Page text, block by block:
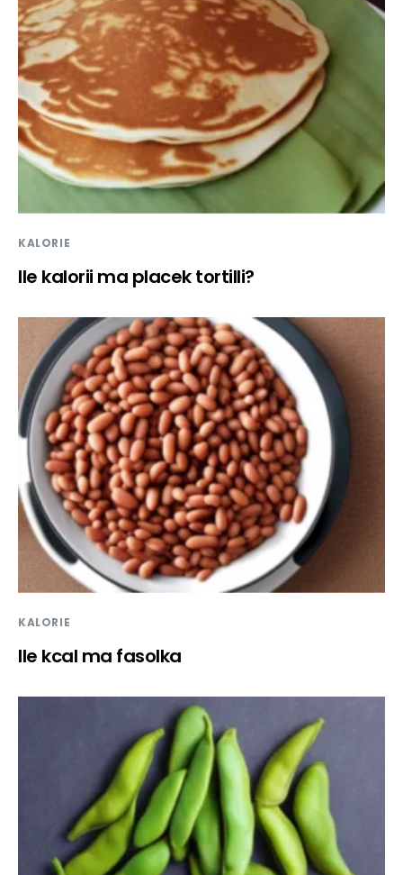
KALORIE
Ile kalorii ma placek tortilli?
KALORIE
Ile kcal ma fasolka